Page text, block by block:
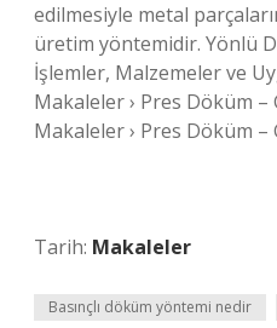
edilmesiyle metal
üretim yöntemidir. Yönlü
İşlemler, Malzemeler ve
Makaleler › Pres Döküm –
Makaleler › Pres Döküm –
Tarih: Makaleler
Basınçlı döküm yöntemi nedir